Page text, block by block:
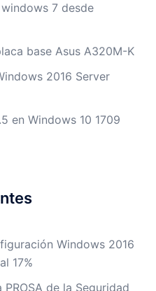
7 desde
base Asus A320M-K
2016 Server
en Windows 10 1709
Windows 2016
17%
PROSA de la Seguridad